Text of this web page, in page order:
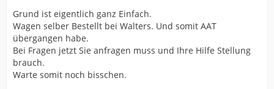
Grund ist eigentlich ganz Einfach.
Wagen selber Bestellt bei Walters. Und somit AAT
übergangen habe.
Bei Fragen jetzt Sie anfragen muss und Ihre Hilfe Stellung
brauch.
Warte somit noch bisschen.